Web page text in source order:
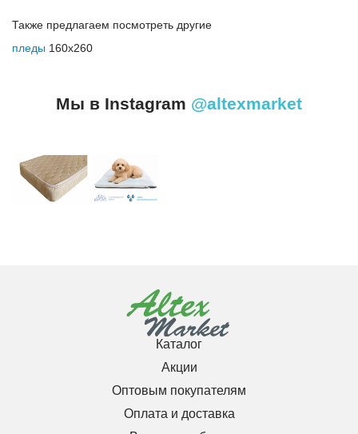
Также предлагаем посмотреть другие
пледы 160х260
Мы в Instagram @altexmarket
Каталог
Акции
Оптовым покупателям
Оплата и доставка